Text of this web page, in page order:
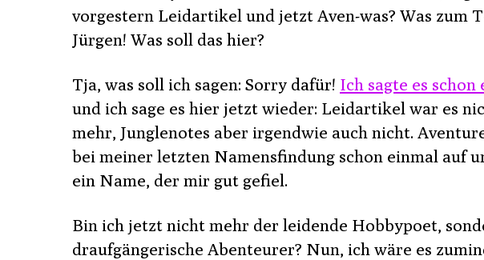
vorgestern Leidartikel und jetzt Aven-was? Was zum
Jürgen! Was soll das hier?
Tja, was soll ich sagen: Sorry dafür! Ich sagte es schon
und ich sage es hier jetzt wieder: Leidartikel war es
mehr, Junglenotes aber irgendwie auch nicht.
bei meiner letzten Namensfindung schon einmal auf
ein Name, der mir gut gefiel.
Bin ich jetzt nicht mehr der leidende Hobbypoet,
draufgängerische Abenteurer? Nun, ich wäre es